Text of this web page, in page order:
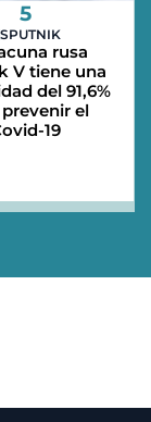
5
SPUTNIK
rusa
V tiene una
del 91,6%
prevenir el
19